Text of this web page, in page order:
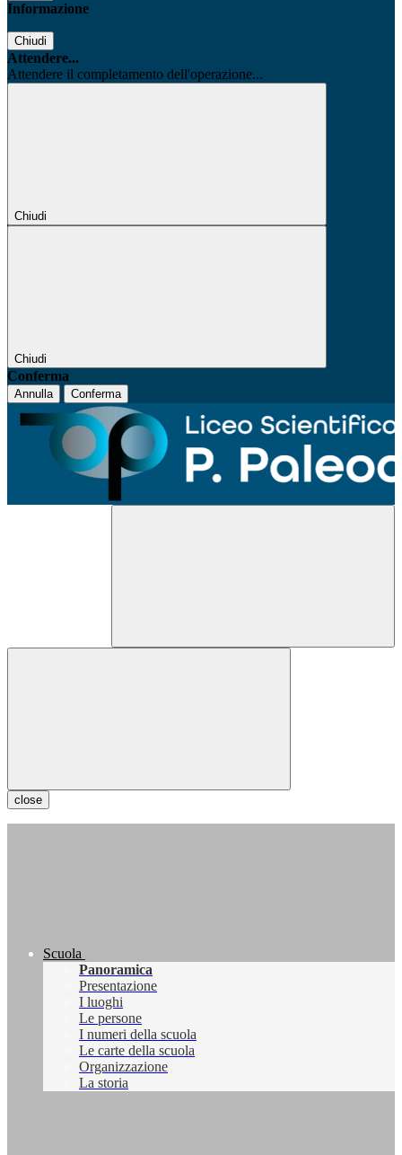
Informazione
Chiudi
Attendere...
Attendere il completamento dell'operazione...
Chiudi
Chiudi
Conferma
Annulla Conferma
close
Scuola
Panoramica
Presentazione
I luoghi
Le persone
I numeri della scuola
Le carte della scuola
Organizzazione
La storia